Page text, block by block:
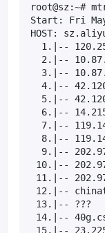
root@sz:~#
Start: Fri
HOST:
1.|--
2.|--
3.|--
4.|--
5.|--
6.|--
7.|--
8.|--
9.|--
10.|--
11.|--
12.|--
13.|--
14.|--
15.|--